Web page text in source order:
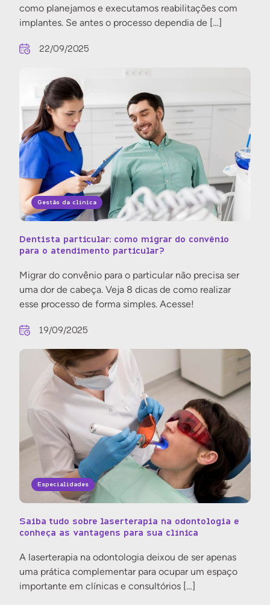
como planejamos e executamos reabilitações com
implantes. Se antes o processo dependia de […]
22/09/2025
Gestão da clínica
Dentista particular: como migrar do convênio
para o atendimento particular?
Migrar do convênio para o particular não precisa ser
uma dor de cabeça. Veja 8 dicas de como realizar
esse processo de forma simples. Acesse!
19/09/2025
Especialidades
Saiba tudo sobre laserterapia na odontologia e
conheça as vantagens para sua clínica
A laserterapia na odontologia deixou de ser apenas
uma prática complementar para ocupar um espaço
importante em clínicas e consultórios […]